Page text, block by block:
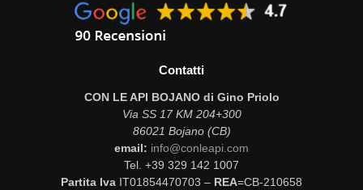
Contatti
CON LE API BOJANO di Gino Priolo
Via SS 17 KM 204+300
86021 Bojano (CB)
email: info@conleapi.com
Tel. +39 329 142 1007
Partita Iva IT01854470703 – REA=CB-210658